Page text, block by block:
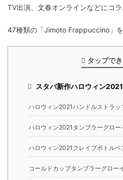
TV出演、文春オンラインなどにコラ
47種類の「Jimoto Frappuccino」を
タップで
スタバ新作ハロウィン
ハロウィン2021ハンドルストラ
ハロウィン2021タンブラーグロ
ハロウィン2021クレイブボトル
コールドカップタンブラーグロー